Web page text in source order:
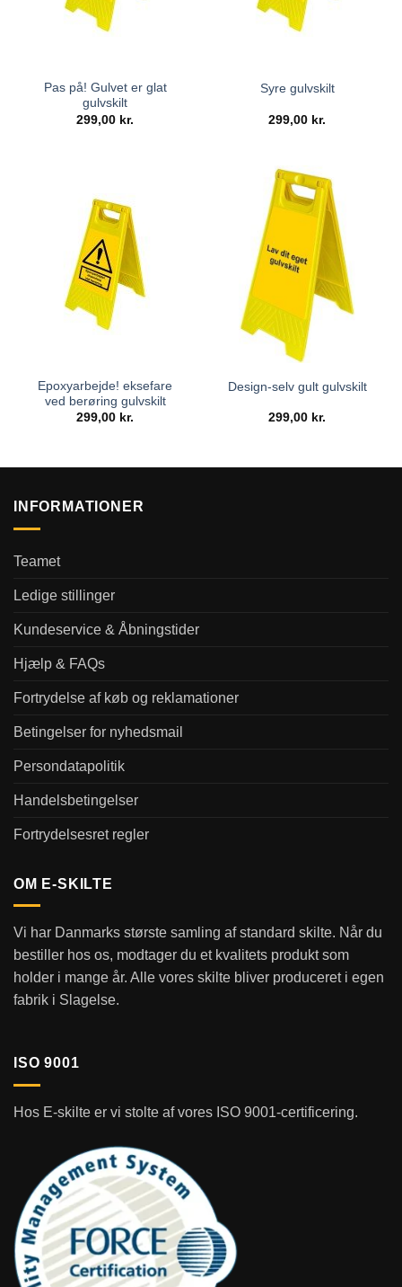
Pas på! Gulvet er glat
gulvskilt
299,00 kr.
Syre gulvskilt
299,00 kr.
Epoxyarbejde! eksefare
ved berøring gulvskilt
299,00 kr.
Design-selv gult gulvskilt
299,00 kr.
INFORMATIONER
Teamet
Ledige stillinger
Kundeservice & Åbningstider
Hjælp & FAQs
Fortrydelse af køb og reklamationer
Betingelser for nyhedsmail
Persondatapolitik
Handelsbetingelser
Fortrydelsesret regler
OM E-SKILTE
Vi har Danmarks største samling af standard skilte. Når du
bestiller hos os, modtager du et kvalitets produkt som
holder i mange år. Alle vores skilte bliver produceret i egen
fabrik i Slagelse.
ISO 9001
Hos E-skilte er vi stolte af vores ISO 9001-certificering.